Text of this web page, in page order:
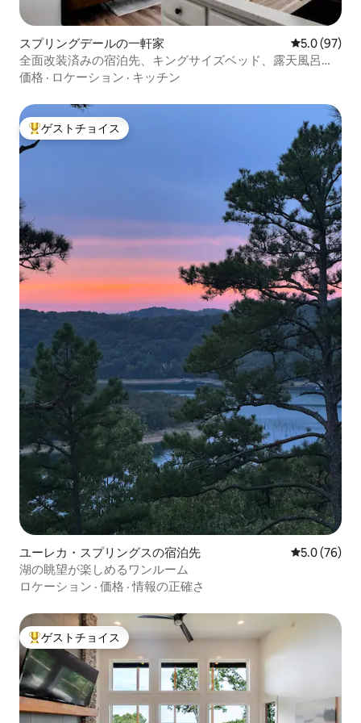
スプリングデールの一軒家 レビュー97
5.0 (97)
全面改装済みの宿泊先、キングサイズベッド、露天風呂・
ジャグジー付き
価格 · ロケーション · キッチン
大好評のゲストチョイスです。
ゲストチョイス
ユーレカ・スプリングスの宿泊先 レビュー76
5.0 (76)
湖の眺望が楽しめるワンルーム
ロケーション · 価格 ·情報の正確さ
大好評のゲストチョイスです。
ゲストチョイス